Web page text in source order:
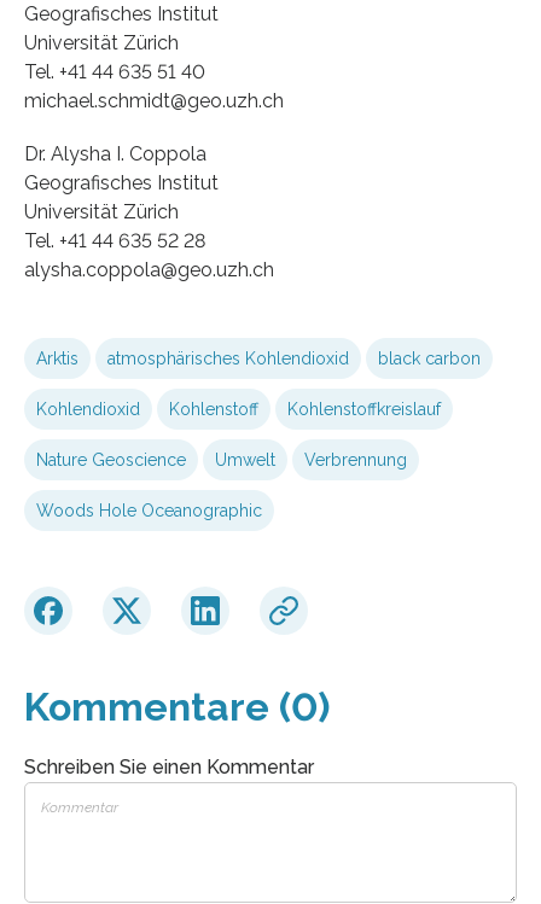
Geografisches Institut
Universität Zürich
Tel. +41 44 635 51 40
michael.schmidt@geo.uzh.ch
Dr. Alysha I. Coppola
Geografisches Institut
Universität Zürich
Tel. +41 44 635 52 28
alysha.coppola@geo.uzh.ch
Arktis atmosphärisches Kohlendioxid black carbon
Kohlendioxid Kohlenstoff Kohlenstoffkreislauf
Nature Geoscience Umwelt Verbrennung
Woods Hole Oceanographic
Kommentare (0)
Schreiben Sie einen Kommentar